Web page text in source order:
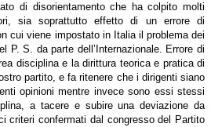
di disorientamento che ha colpito molti
sia soprattutto effetto di un errore di
cui viene impostato in Italia il problema dei
P. S. da parte dell’Internazionale. Errore di
disciplina e la dirittura teorica e pratica di
partito, e fa ritenere che i dirigenti siano
opinioni mentre invece sono essi stessi
a tacere e subire una deviazione da
criteri confermati dal congresso del Partito